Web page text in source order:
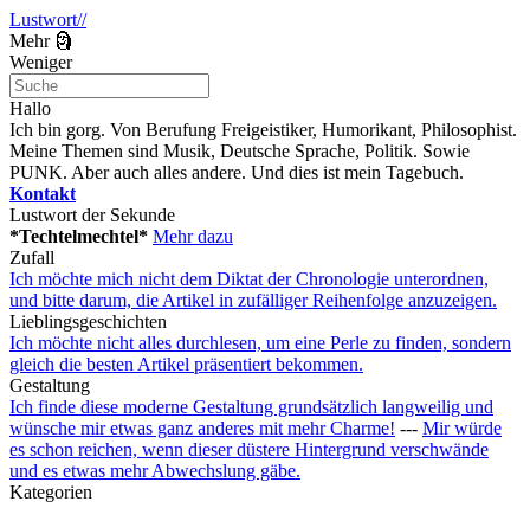
Lustwort//
Mehr 🗿
Weniger
Hallo
Ich bin gorg. Von Berufung Freigeistiker, Humorikant, Philosophist.
Meine Themen sind Musik, Deutsche Sprache, Politik. Sowie
PUNK. Aber auch alles andere. Und dies ist mein Tagebuch.
Kontakt
Lustwort der Sekunde
*Techtelmechtel* Mehr dazu
Zufall
Ich möchte mich nicht dem Diktat der Chronologie unterordnen,
und bitte darum, die Artikel in zufälliger Reihenfolge anzuzeigen.
Lieblingsgeschichten
Ich möchte nicht alles durchlesen, um eine Perle zu finden, sondern
gleich die besten Artikel präsentiert bekommen.
Gestaltung
Ich finde diese moderne Gestaltung grundsätzlich langweilig und
wünsche mir etwas ganz anderes mit mehr Charme! --- Mir würde
es schon reichen, wenn dieser düstere Hintergrund verschwände
und es etwas mehr Abwechslung gäbe.
Kategorien